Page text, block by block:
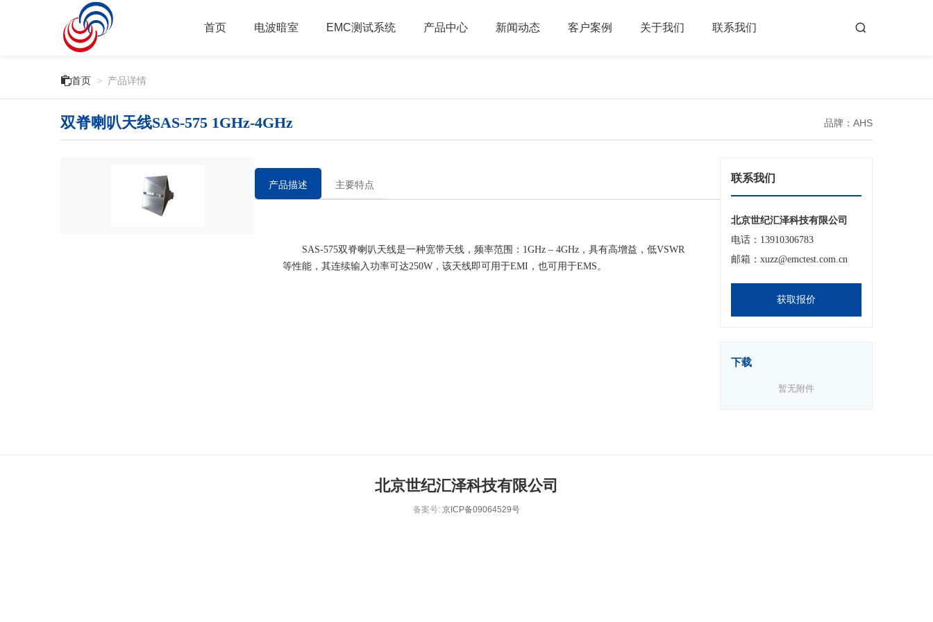
首页 电波暗室 EMC测试系统 产品中心 新闻动态 客户案例 关于我们 联系我们
首页 > 产品详情
双脊喇叭天线SAS-575 1GHz-4GHz 品牌：AHS
产品描述 主要特点
SAS-575双脊喇叭天线是一种宽带天线，频率范围：1GHz – 4GHz，具有高增益，低VSWR
等性能，其连续输入功率可达250W，该天线即可用于EMI，也可用于EMS。
联系我们
北京世纪汇泽科技有限公司
电话：13910306783
邮箱：xuzz@emctest.com.cn
获取报价
下载
暂无附件
北京世纪汇泽科技有限公司
备案号: 京ICP备09064529号